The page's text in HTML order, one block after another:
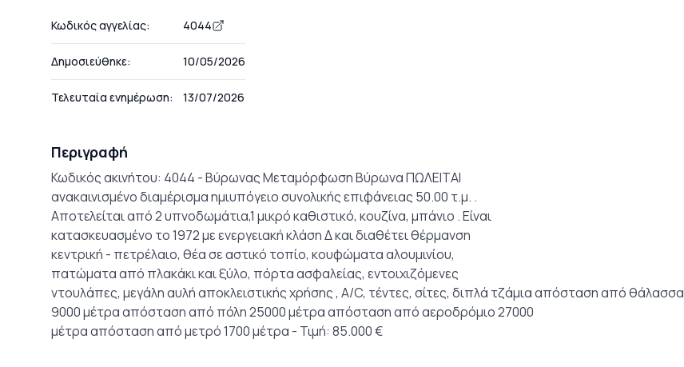
Κωδικός αγγελίας: 4044
Δημοσιεύθηκε: 10/05/2026
Τελευταία ενημέρωση: 13/07/2026
Περιγραφή
Κωδικός ακινήτου: 4044 - Βύρωνας Μεταμόρφωση Βύρωνα ΠΩΛΕΙΤΑΙ
ανακαινισμένο διαμέρισμα ημιυπόγειο συνολικής επιφάνειας 50.00 τ.μ. .
Αποτελείται από 2 υπνοδωμάτια,1 μικρό καθιστικό, κουζίνα, μπάνιο . Είναι
κατασκευασμένο το 1972 με ενεργειακή κλάση Δ και διαθέτει θέρμανση
κεντρική - πετρέλαιο, θέα σε αστικό τοπίο, κουφώματα αλουμινίου,
πατώματα από πλακάκι και ξύλο, πόρτα ασφαλείας, εντοιχιζόμενες
ντουλάπες, μεγάλη αυλή αποκλειστικής χρήσης , A/C, τέντες, σίτες, διπλά τζάμια απόσταση από θάλασσα
9000 μέτρα απόσταση από πόλη 25000 μέτρα απόσταση από αεροδρόμιο 27000
μέτρα απόσταση από μετρό 1700 μέτρα - Τιμή: 85.000 €